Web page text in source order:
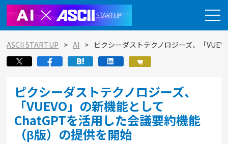
ASCII STARTUP AI ピクシーダストテクノロジーズ、「
ピクシーダストテクノロジーズ、
「VUEVO」の新機能として
ChatGPTを活用した会議要約機能
（β版）の提供を開始